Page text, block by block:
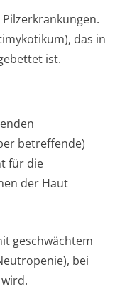
das in
ist.
betreffende)
für die
der Haut
geschwächtem
bei